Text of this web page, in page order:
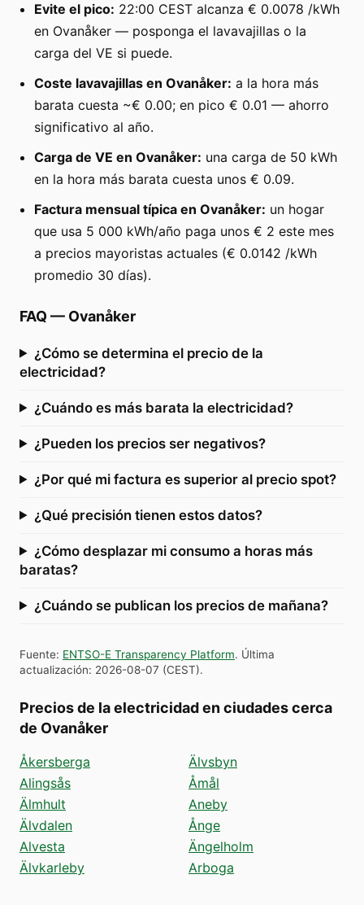
Evite el pico: 22:00 CEST alcanza € 0.0078 /kWh
en Ovanåker — posponga el lavavajillas o la
carga del VE si puede.
Coste lavavajillas en Ovanåker: a la hora más
barata cuesta ~€ 0.00; en pico € 0.01 — ahorro
significativo al año.
Carga de VE en Ovanåker: una carga de 50 kWh
en la hora más barata cuesta unos € 0.09.
Factura mensual típica en Ovanåker: un hogar
que usa 5 000 kWh/año paga unos € 2 este mes
a precios mayoristas actuales (€ 0.0142 /kWh
promedio 30 días).
FAQ — Ovanåker
¿Cómo se determina el precio de la
electricidad?
¿Cuándo es más barata la electricidad?
¿Pueden los precios ser negativos?
¿Por qué mi factura es superior al precio spot?
¿Qué precisión tienen estos datos?
¿Cómo desplazar mi consumo a horas más
baratas?
¿Cuándo se publican los precios de mañana?
Fuente: ENTSO-E Transparency Platform. Última
actualización: 2026-08-07 (CEST).
Precios de la electricidad en ciudades cerca
de Ovanåker
Åkersberga
Alingsås
Älmhult
Älvdalen
Alvesta
Älvkarleby
Älvsbyn
Åmål
Aneby
Ånge
Ängelholm
Arboga